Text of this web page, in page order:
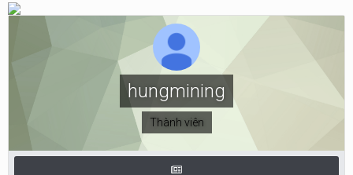
hungmining
Thành viên